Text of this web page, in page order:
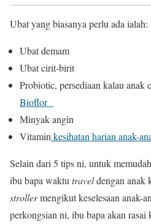
Ubat yang biasanya perlu ada ialah:
Ubat demam
Ubat cirit-birit
Probiotic, persediaan kalau anak
Bioflor
Minyak angin
Vitamin kesihatan harian anak-
Selain dari 5 tips ni, untuk
ibu bapa waktu traveldengan anak
strollermengikut keselesaan anak-
perkongsian ni, ibu bapa akan rasai